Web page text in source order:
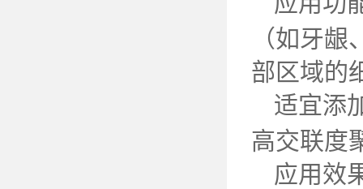
（如牙
部区域的
适宜添
高交联度
应用效